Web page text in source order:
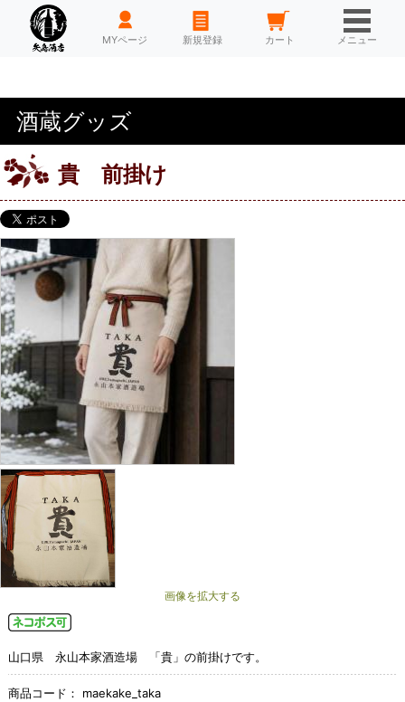
HOME MYページ 新規登録 カート メニュー
酒蔵グッズ
貴 前掛け
画像を拡大する
山口県 永山本家酒造場 「貴」の前掛けです。
商品コード：
maekake_taka